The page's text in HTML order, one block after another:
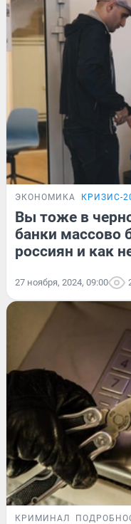
ЭКОНОМИКА КРИЗИС-
Вы тоже в
банки массово
россиян и как
27 ноября, 2024, 09:00
КРИМИНАЛ